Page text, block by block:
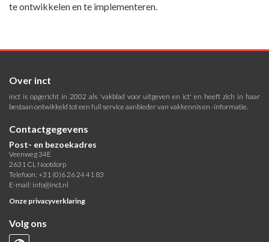
te ontwikkelen en te implementeren.
Over inct
inct is opgericht in 2002 als 'vakblad voor uitgeven en ict' en heeft zich in haar
bestaan ontwikkeld tot een full service aanbieder van vakkennis en -informatie.
Contactgegevens
Post- en bezoekadres
Veenweg 34E
2631 CL Nootdorp
Telefoon: +31 (0)6 26 24 41 83
E-mail: info@inct.nl
Onze privacyverklaring
Volg ons